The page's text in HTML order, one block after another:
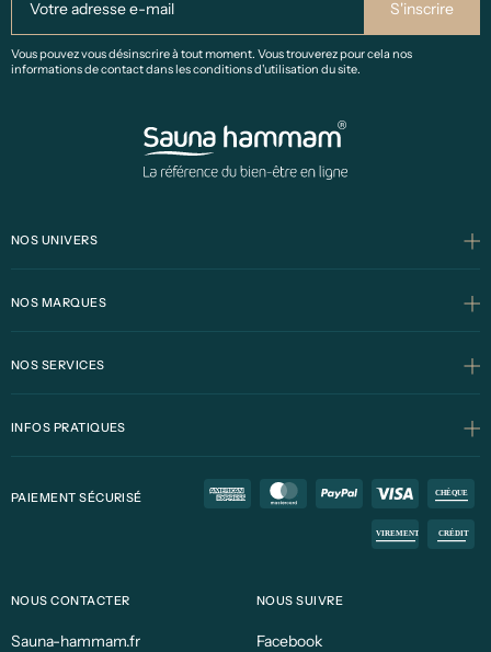
Vous pouvez vous désinscrire à tout moment. Vous trouverez pour cela nos
informations de contact dans les conditions d'utilisation du site.
NOS UNIVERS
NOS MARQUES
NOS SERVICES
INFOS PRATIQUES
PAIEMENT SÉCURISÉ
NOUS CONTACTER
Sauna-hammam.fr
NOUS SUIVRE
Facebook